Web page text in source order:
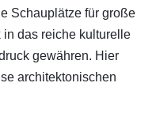
Schauplätze für große
das reiche kulturelle
gewähren. Hier
architektonischen